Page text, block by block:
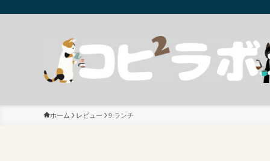
ホーム レビュー 9:ランチ